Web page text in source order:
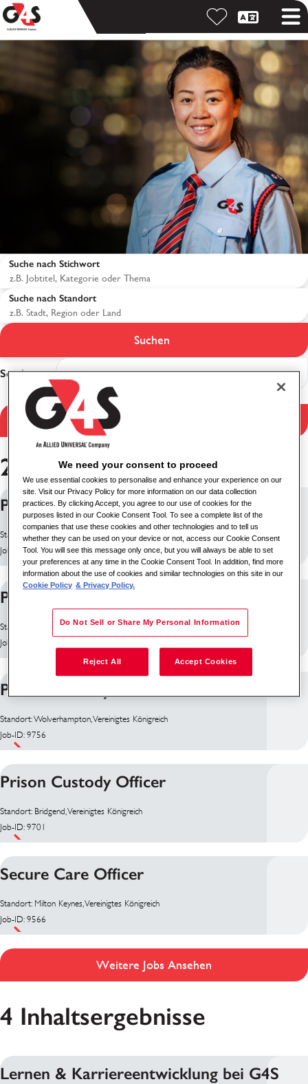
Suchergebnisse
Suche nach Stichwort
Suche nach Standort
Suchen
Sortieren
Ergebnisse filtern
26 Jobs gefunden
Prison Custody Officer
Standort: Rugby, Vereinigtes Königreich
Job-ID: 10199
Prison Custody Officer
Standort: Wellingborough, Vereinigtes Königreich
Job-ID: 10090
Prison Custody Officer
Standort: Wolverhampton, Vereinigtes Königreich
Job-ID: 9756
Prison Custody Officer
Standort: Bridgend, Vereinigtes Königreich
Job-ID: 9701
Secure Care Officer
Standort: Milton Keynes, Vereinigtes Königreich
Job-ID: 9566
Weitere Jobs Ansehen
4 Inhaltsergebnisse
Lernen & Karriereentwicklung bei G4S
We need your consent to proceed
We use essential cookies to personalise and enhance your experience on our
site. Visit our Privacy Policy for more information on our data collection
practices. By clicking Accept, you agree to our use of cookies for the
purposes listed in our Cookie Consent Tool. To see a complete list of the
companies that use these cookies and other technologies and to tell us
whether they can be used on your device or not, access our Cookie Consent
Tool. You will see this message only once, but you will always be able to set
your preferences at any time in the Cookie Consent Tool. In addition, find more
information about the use of cookies and similar technologies on this site in our
Cookie Policy & Privacy Policy.
Do Not Sell or Share My Personal Information
Reject All Accept Cookies